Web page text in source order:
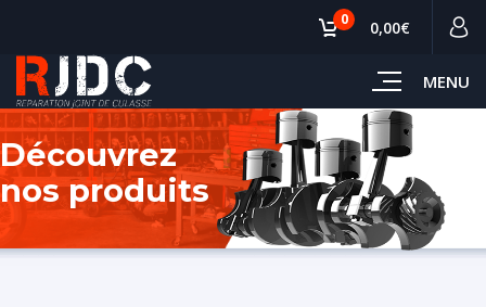
MENU
0 0,00€
Découvrez
nos produits